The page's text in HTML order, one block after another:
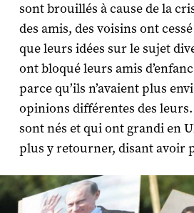
sont brouillés à cause de la
des amis, des voisins ont
que leurs idées sur le sujet
ont bloqué leurs amis
parce qu’ils n’avaient plus
opinions différentes des leurs.
sont nés et qui ont grandi en
plus y retourner, disant avoir